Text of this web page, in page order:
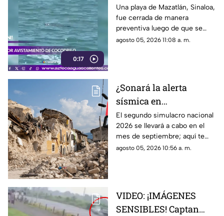
0:17
avistamiento de
cocodrilo
Una playa de Mazatlán, Sinaloa,
fue cerrada de manera
preventiva luego de que se
reportara el avistamiento de un
agosto 05, 2026 11:08 a. m.
¿Sonará la alerta
sísmica en
Aguascalientes? Fecha
para el segundo
simulacro nacional
2026
El segundo simulacro nacional
2026 se llevará a cabo en el
mes de septiembre; aquí te
contamos más sobre la fecha y
agosto 05, 2026 10:56 a. m.
VIDEO: ¡IMÁGENES
SENSIBLES! Captan